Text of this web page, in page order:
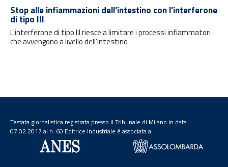
Stop alle infiammazioni dell'intestino con l'interferone
di tipo III
L'interferone di tipo III riesce a limitare i processi infiammatori
che avvengono a livello dell’intestino
Testata giornalistica registrata presso il Tribunale di Milano in data
07.02.2017 al n. 60 Editrice Industriale è associata a: